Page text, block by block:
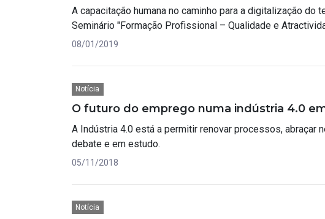
A capacitação humana no caminho para a digitalização
Seminário "Formação Profissional – Qualidade e
08/01/2019
Notícia
O futuro do emprego numa indústria 4.0
A Indústria 4.0 está a permitir renovar processos, abraçar
debate e em estudo.
05/11/2018
Notícia